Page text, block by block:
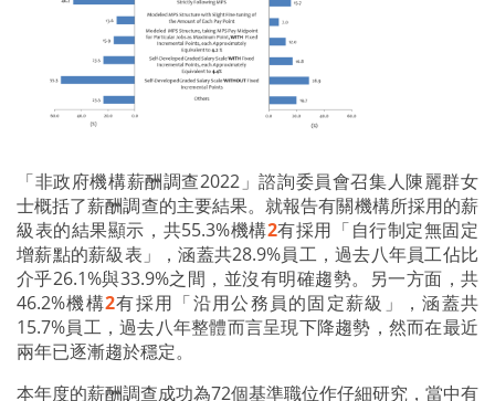
「非政府機構薪酬調查2022」諮詢委員會召集人陳麗群女
士概括了薪酬調查的主要結果。就報告有關機構所採用的薪
級表的結果顯示，共55.3%機構2有採用「自行制定無固定
增薪點的薪級表」，涵蓋共28.9%員工，過去八年員工佔比
介乎26.1%與33.9%之間，並沒有明確趨勢。另一方面，共
46.2%機構2有採用「沿用公務員的固定薪級」，涵蓋共
15.7%員工，過去八年整體而言呈現下降趨勢，然而在最近
兩年已逐漸趨於穩定。
本年度的薪酬調查成功為72個基準職位作仔細研究，當中有